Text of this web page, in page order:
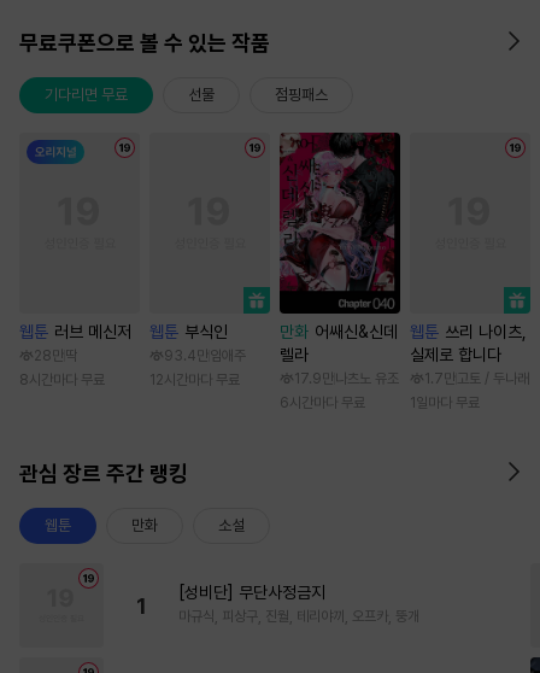
무료쿠폰으로 볼 수 있는 작품
기다리면 무료 선물 점핑패스
웹툰 러브 메신저
28만 딱
8시간마다 무료
웹툰 부식인
93.4만 임애주
12시간마다 무료
만화 어쌔신&신데
렐라
17.9만 나츠노 유조
6시간마다 무료
웹툰 쓰리 나이츠,
실제로 합니다
1.7만 고토 / 두나래
1일마다 무료
관심 장르 주간 랭킹
웹툰 만화 소설
1
[성비단] 무단사정금지
마규식, 피상구, 진월, 테리야끼, 오프카, 뚱개